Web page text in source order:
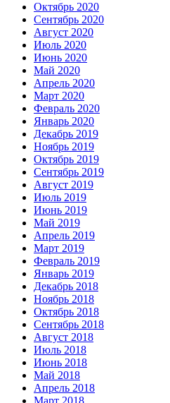
Октябрь 2020
Сентябрь 2020
Август 2020
Июль 2020
Июнь 2020
Май 2020
Апрель 2020
Март 2020
Февраль 2020
Январь 2020
Декабрь 2019
Ноябрь 2019
Октябрь 2019
Сентябрь 2019
Август 2019
Июль 2019
Июнь 2019
Май 2019
Апрель 2019
Март 2019
Февраль 2019
Январь 2019
Декабрь 2018
Ноябрь 2018
Октябрь 2018
Сентябрь 2018
Август 2018
Июль 2018
Июнь 2018
Май 2018
Апрель 2018
Март 2018